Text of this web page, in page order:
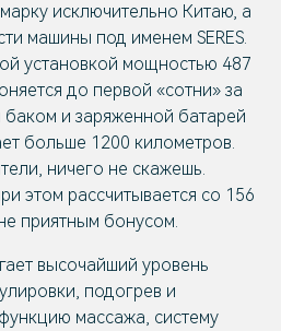
исключительно Китаю, а
машины под именем SERES.
установкой мощностью 487
до первой «сотни» за
и заряженной батарей
больше 1200 километров.
ничего не скажешь.
этом рассчитывается со 156
приятным бонусом.
высочайший уровень
подогрев и
массажа, систему